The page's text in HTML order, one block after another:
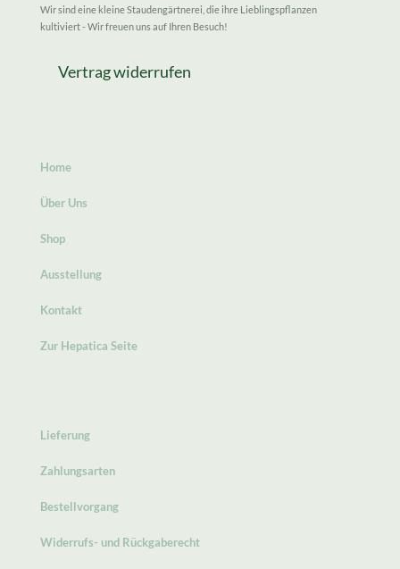
Wir sind eine kleine Staudengärtnerei, die ihre Lieblingspflanzen
kultiviert - Wir freuen uns auf Ihren Besuch!
Vertrag widerrufen
Home
Über Uns
Shop
Ausstellung
Kontakt
Zur Hepatica Seite
Lieferung
Zahlungsarten
Bestellvorgang
Widerrufs- und Rückgaberecht